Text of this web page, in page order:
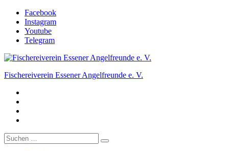
Zum
Inhalt
springen
Facebook
Instagram
Youtube
Telegram
Fischereiverein Essener Angelfreunde e. V.
Der Angelverein in Essen.
Suche
nach: